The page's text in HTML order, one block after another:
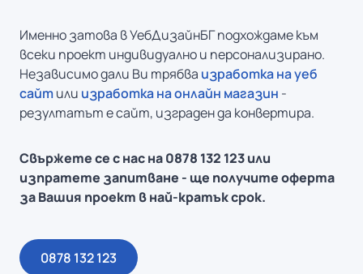
Именно затова в УебДизайнБГ подхождаме към
всеки проект индивидуално и персонализирано.
Независимо дали Ви трябва изработка на уеб
сайтили изработка на онлайн магазин -
резултатът е сайт, изграден да конвертира.
Свържете се с нас на 0878 132 123 или
изпратете запитване - ще получите оферта
за Вашия проект в най-кратък срок.
0878 132 123